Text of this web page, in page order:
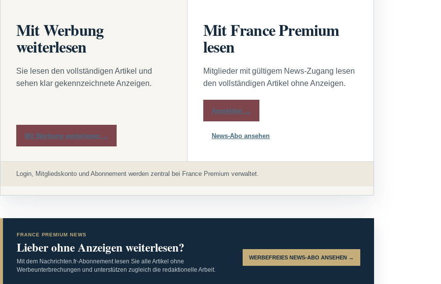
Mit Werbung
weiterlesen
Sie lesen den vollständigen Artikel und
sehen klar gekennzeichnete Anzeigen.
Mit Werbung weiterlesen →
Mit France Premium
lesen
Mitglieder mit gültigem News-Zugang lesen
den vollständigen Artikel ohne Anzeigen.
Anmelden →
News-Abo ansehen
Login, Mitgliedskonto und Abonnement werden zentral bei France Premium verwaltet.
FRANCE PREMIUM NEWS
Lieber ohne Anzeigen weiterlesen?
Mit dem Nachrichten.fr-Abonnement lesen Sie alle Artikel ohne
Werbeunterbrechungen und unterstützen zugleich die redaktionelle Arbeit.
WERBEFREIES NEWS-ABO ANSEHEN →